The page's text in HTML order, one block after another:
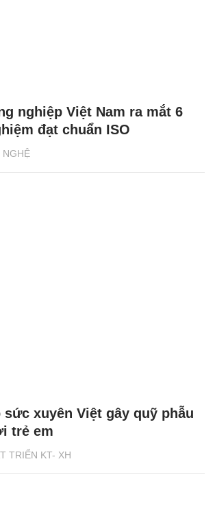
NGHỆ
nghiệp Việt Nam ra mắt 6
đạt chuẩn ISO
TRIỂN KT- XH
sức xuyên Việt gây quỹ phẫu
trẻ em